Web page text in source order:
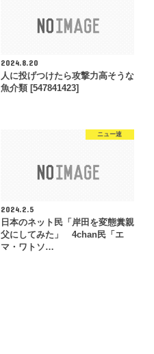
2024.8.20
人に投げつけたら攻撃力高そうな
魚介類 [547841423]
ニュー速
2024.2.5
日本のネット民「岸田を変態糞親
父にしてみた」 4chan民「エ
マ・ワトソ…